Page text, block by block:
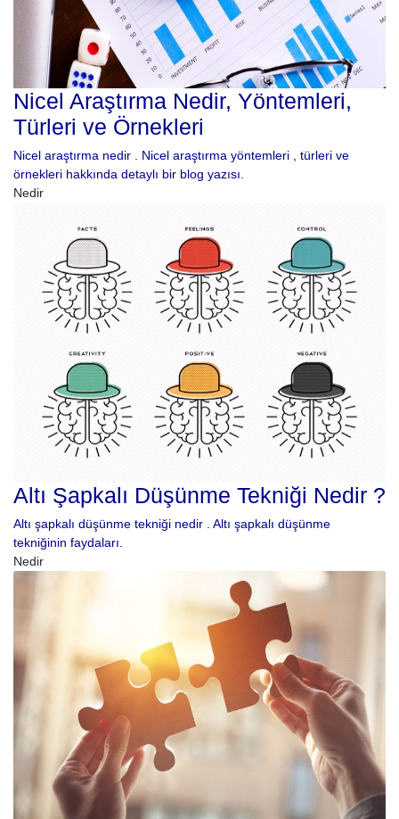
Nicel Araştırma Nedir, Yöntemleri,
Türleri ve Örnekleri
Nicel araştırma nedir . Nicel araştırma yöntemleri , türleri ve
örnekleri hakkında detaylı bir blog yazısı.
Nedir
Altı Şapkalı Düşünme Tekniği Nedir ?
Altı şapkalı düşünme tekniği nedir . Altı şapkalı düşünme
tekniğinin faydaları.
Nedir